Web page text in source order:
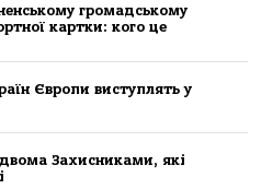
громадському
картки: кого це
Європи виступлять у
Захисниками, які